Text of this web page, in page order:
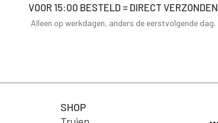
VOOR 15:00 BESTELD = DIRECT VERZONDEN
Alleen op werkdagen, anders de eerstvolgende dag.
SHOP